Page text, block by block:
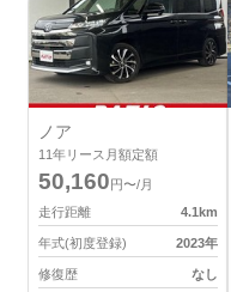
ノア
11年リース月額定額
50,160円〜/月
走行距離
4.1km
年式(初度登録) 2023年
修復歴 なし